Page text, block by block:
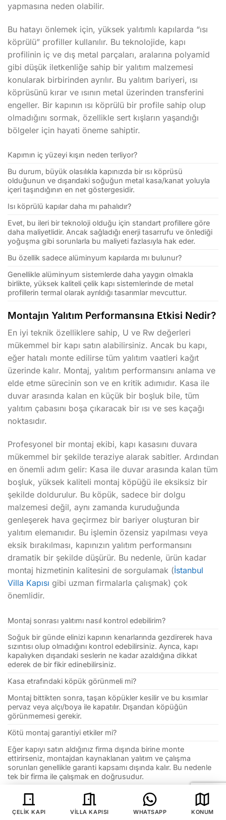
yapmasına neden olabilir.
Bu hatayı önlemek için, yüksek yalıtımlı kapılarda “ısı
köprülü” profiller kullanılır. Bu teknolojide, kapı
profilinin iç ve dış metal parçaları, aralarına polyamid
gibi düşük iletkenliğe sahip bir yalıtım malzemesi
konularak birbirinden ayrılır. Bu yalıtım bariyeri, ısı
köprüsünü kırar ve ısının metal üzerinden transferini
engeller. Bir kapının ısı köprülü bir profile sahip olup
olmadığını sormak, özellikle sert kışların yaşandığı
bölgeler için hayati öneme sahiptir.
Kapımın iç yüzeyi kışın neden terliyor?
Bu durum, büyük olasılıkla kapınızda bir ısı köprüsü
olduğunun ve dışarıdaki soğuğun metal kasa/kanat yoluyla
içeri taşındığının en net göstergesidir.
Isı köprülü kapılar daha mı pahalıdır?
Evet, bu ileri bir teknoloji olduğu için standart profillere göre
daha maliyetlidir. Ancak sağladığı enerji tasarrufu ve önlediği
yoğuşma gibi sorunlarla bu maliyeti fazlasıyla hak eder.
Bu özellik sadece alüminyum kapılarda mı bulunur?
Genellikle alüminyum sistemlerde daha yaygın olmakla
birlikte, yüksek kaliteli çelik kapı sistemlerinde de metal
profillerin termal olarak ayrıldığı tasarımlar mevcuttur.
Montajın Yalıtım Performansına Etkisi Nedir?
En iyi teknik özelliklere sahip, U ve Rw değerleri
mükemmel bir kapı satın alabilirsiniz. Ancak bu kapı,
eğer hatalı monte edilirse tüm yalıtım vaatleri kağıt
üzerinde kalır. Montaj, yalıtım performansını anlama ve
elde etme sürecinin son ve en kritik adımıdır. Kasa ile
duvar arasında kalan en küçük bir boşluk bile, tüm
yalıtım çabasını boşa çıkaracak bir ısı ve ses kaçağı
noktasıdır.
Profesyonel bir montaj ekibi, kapı kasasını duvara
mükemmel bir şekilde teraziye alarak sabitler. Ardından
en önemli adım gelir: Kasa ile duvar arasında kalan tüm
boşluk, yüksek kaliteli montaj köpüğü ile eksiksiz bir
şekilde doldurulur. Bu köpük, sadece bir dolgu
malzemesi değil, aynı zamanda kuruduğunda
genleşerek hava geçirmez bir bariyer oluşturan bir
yalıtım elemanıdır. Bu işlemin özensiz yapılması veya
eksik bırakılması, kapınızın yalıtım performansını
dramatik bir şekilde düşürür. Bu nedenle, ürün kadar
montaj hizmetinin kalitesini de sorgulamak (İstanbul
Villa Kapısı gibi uzman firmalarla çalışmak) çok
önemlidir.
Montaj sonrası yalıtımı nasıl kontrol edebilirim?
Soğuk bir günde elinizi kapının kenarlarında gezdirerek hava
sızıntısı olup olmadığını kontrol edebilirsiniz. Ayrıca, kapı
kapalıyken dışarıdaki seslerin ne kadar azaldığına dikkat
ederek de bir fikir edinebilirsiniz.
Kasa etrafındaki köpük görünmeli mi?
Montaj bittikten sonra, taşan köpükler kesilir ve bu kısımlar
pervaz veya alçı/boya ile kapatılır. Dışarıdan köpüğün
görünmemesi gerekir.
Kötü montaj garantiyi etkiler mi?
Eğer kapıyı satın aldığınız firma dışında birine monte
ettirirseniz, montajdan kaynaklanan yalıtım ve çalışma
sorunları genellikle garanti kapsamı dışında kalır. Bu nedenle
tek bir firma ile çalışmak en doğrusudur.
Sıkça Sorulan Sorular (SSS)
Kısacası, bir kapının yalıtımını anlamak için nelere
ÇELIK KAPI VILLA KAPISI WHATSAPP KONUM